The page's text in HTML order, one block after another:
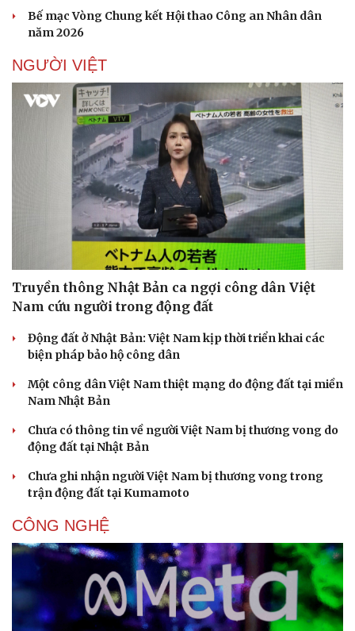
Doanh nhân
Vì cộng đồng
Trải nghiệm
Bế mạc Vòng Chung kết Hội thao Công an Nhân dân
năm 2026
NGƯỜI VIỆT
Truyền thông Nhật Bản ca ngợi công dân Việt
Nam cứu người trong động đất
Động đất ở Nhật Bản: Việt Nam kịp thời triển khai các
biện pháp bảo hộ công dân
Một công dân Việt Nam thiệt mạng do động đất tại miền
Nam Nhật Bản
Chưa có thông tin về người Việt Nam bị thương vong do
động đất tại Nhật Bản
Chưa ghi nhận người Việt Nam bị thương vong trong
trận động đất tại Kumamoto
CÔNG NGHỆ